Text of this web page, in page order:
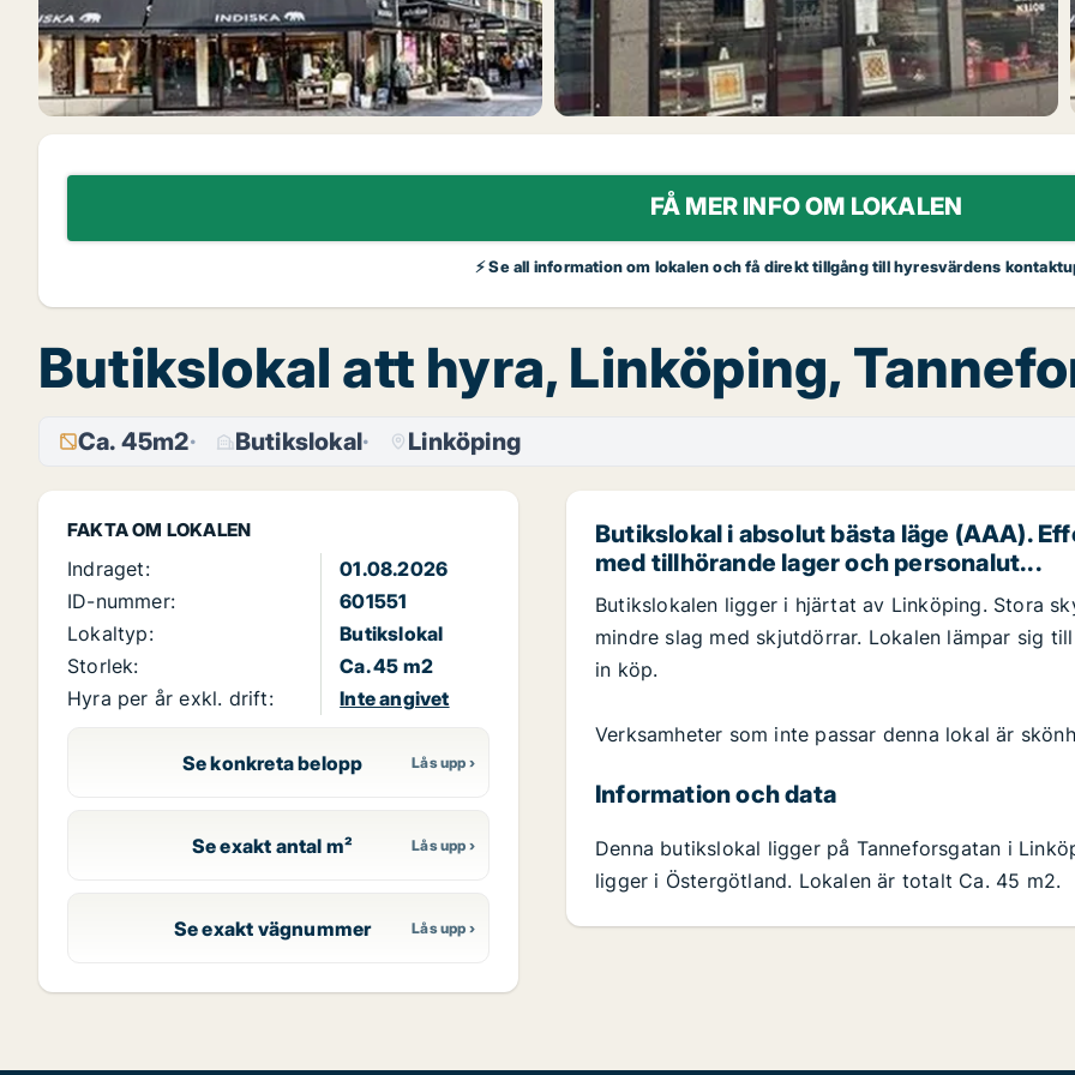
FÅ MER INFO OM LOKALEN
⚡ Se all information om lokalen och få direkt tillgång till hyresvärdens
Butikslokal att hyra, Linköping,
Ca. 45m2 Butikslokal Linköping
FAKTA OM LOKALEN
Indraget:
01.08.2026
ID-nummer:
601551
Lokaltyp:
Butikslokal
Storlek:
Ca. 45 m2
Hyra per år exkl. drift:
Inte angivet
Se konkreta belopp
Se exakt antal m²
Se exakt vägnummer
Butikslokal i absolut bästa läge (AAA).
med tillhörande lager och personalut...
Butikslokalen ligger i hjärtat av Linköping. Stora
mindre slag med skjutdörrar. Lokalen lämpar sig
in köp.
Verksamheter som inte passar denna lokal är
Information och data
Denna butikslokal ligger på Tanneforsgatan i
ligger i Östergötland. Lokalen är totalt Ca. 45 m2.